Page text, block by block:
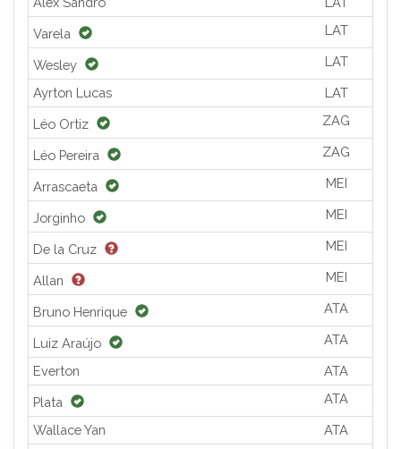
Varela LAT
Wesley LAT
Ayrton Lucas LAT
Léo Ortiz ZAG
Léo Pereira ZAG
Arrascaeta MEI
Jorginho MEI
De la Cruz MEI
Allan MEI
Bruno Henrique ATA
Luiz Araújo ATA
Everton ATA
Plata ATA
Wallace Yan ATA